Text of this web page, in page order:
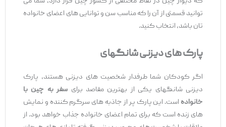
‌توانید قسمتی از آن را که مناسب سن و توانایی‌ های اعضای خانواده
‌تان باشد، انتخاب کنید.
پارک ‌های دیزنی شانگهای
اگر کودکان شما طرفدار شخصیت ‌های دیزنی هستند، پارک
دیزنی شانگهای یکی از بهترین مقاصد برایسفر به چین با
خانوادهاست. این پارک پر از جاذبه‌ های سرگرم ‌کننده و نمایش
‌های زنده است که برای تمام اعضای خانواده جذاب خواهد بود. از